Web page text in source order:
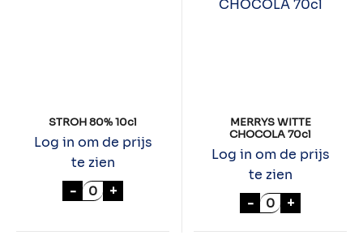
STROH 80% 10cl
Log in om de prijs
te zien
- STROH 80% 10cl aantal
+
MERRYS WITTE
CHOCOLA 70cl
Log in om de prijs
te zien
- MERRYS
+